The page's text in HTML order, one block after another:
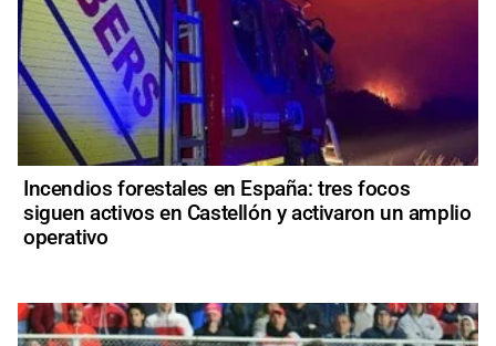
Incendios forestales en España: tres focos
siguen activos en Castellón y activaron un amplio
operativo